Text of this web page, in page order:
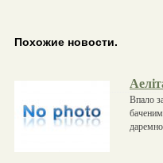
Похожие новости.
Впало